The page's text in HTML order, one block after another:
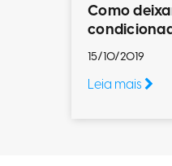
Como
15/10/2019
Leia mais